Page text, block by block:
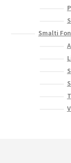
Smalti